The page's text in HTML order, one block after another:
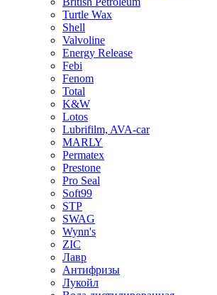
Turtle Wax
Shell
Valvoline
Energy Release
Febi
Fenom
Total
K&W
Lotos
Lubrifilm, AVA-car
MARLY
Permatex
Prestone
Pro Seal
Soft99
STP
SWAG
Wynn's
ZIC
Лавр
Антифризы
Лукойл